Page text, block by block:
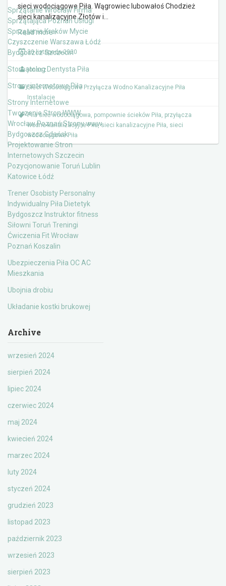
Sprzątanie Wrocław Firma
Sprzątająca Poznań Usługi
Sprzątania Kraków Mycie
Czyszczenie Warszawa Łódź
Bydgoszcz Szczecin
Stomatolog Dentysta Piła
Strony internetowe Piła
Strony Internetowe
Tworzenie Stron WWW
Wrocław Poznań Strony www
Bydgoszcz Gdańsk
Projektowanie Stron
Internetowych Szczecin
Pozycjonowanie Toruń Lublin
Katowice Łódź
Trener Osobisty Personalny
Indywidualny Piła Dietetyk
Bydgoszcz Instruktor fitness
Siłowni Toruń Treningi
Ćwiczenia Fit Wrocław
Poznań Koszalin
Ubezpieczenia Piła OC AC
Mieszkania
Ubojnia drobiu
Układanie kostki brukowej
Archive
wrzesień 2024
sierpień 2024
lipiec 2024
czerwiec 2024
maj 2024
kwiecień 2024
marzec 2024
luty 2024
styczeń 2024
grudzień 2023
listopad 2023
październik 2023
wrzesień 2023
sierpień 2023
sieci wodociągowe Piła. Wągrowiec lubowałoś Chodzież
sieci kanalizacyjne Złotów i
Read more ›
30 listopada 2020
jonasz
Sieci Wodociągowe Przyłącza Wodno Kanalizacyjne Piła
Instalacje
Piła sieć wodociągowa, pompownie ścieków Piła, przyłącza
wodno kanalizacyjne Piła,sieci kanalizacyjne Piła, sieci
wodociągowe Piła